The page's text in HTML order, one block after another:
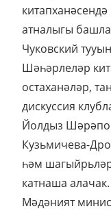
атналыгы
Чуковский
Шәһәрлеләр
остаханәләр,
дискуссия
Йолдыз
Кузьмичева-
һәм
катнаша
Мәдәният